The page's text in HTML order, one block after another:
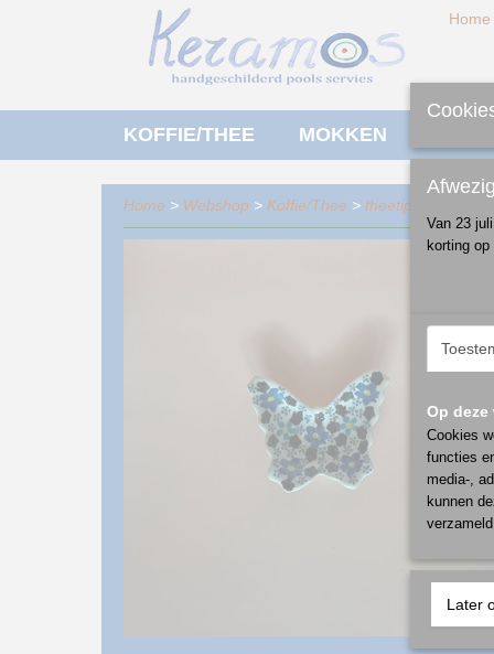
Home
KOFFIE/THEE MOKKEN
Home > Webshop > Koffie/Thee > theetip
Afwezig
Van 23
korting
Op
Cookies
functies
media-,
kunnen
Later